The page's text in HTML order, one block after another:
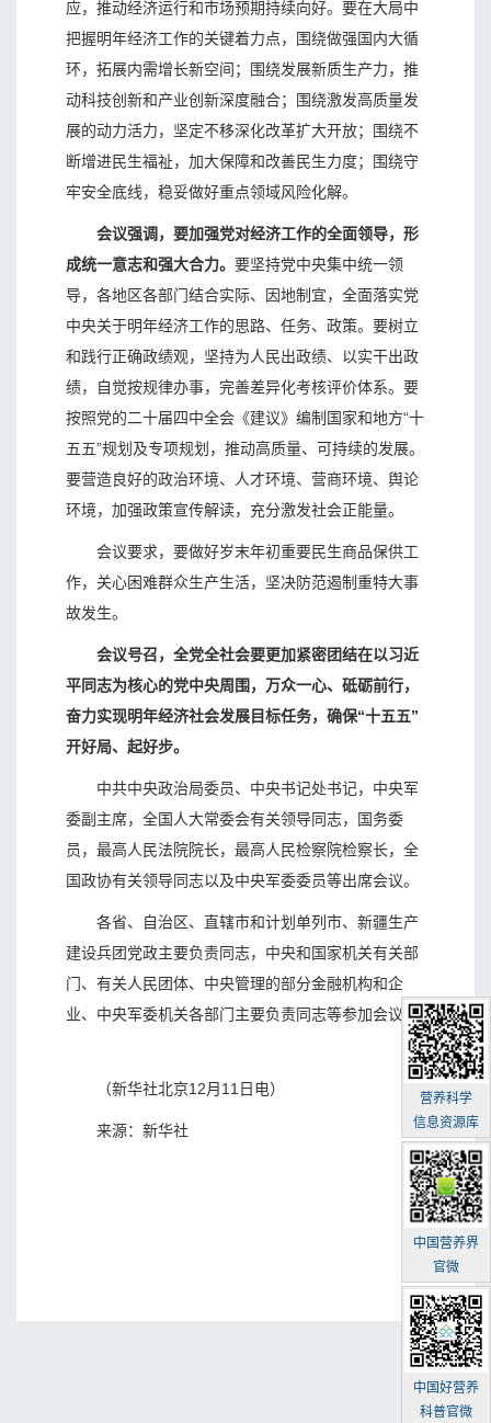
应，推动经济运行和市场预期持续向好。要在大局中
把握明年经济工作的关键着力点，围绕做强国内大循
环，拓展内需增长新空间；围绕发展新质生产力，推
动科技创新和产业创新深度融合；围绕激发高质量发
展的动力活力，坚定不移深化改革扩大开放；围绕不
断增进民生福祉，加大保障和改善民生力度；围绕守
牢安全底线，稳妥做好重点领域风险化解。
会议强调，要加强党对经济工作的全面领导，形
成统一意志和强大合力。 要坚持党中央集中统一领
导，各地区各部门结合实际、因地制宜，全面落实党
中央关于明年经济工作的思路、任务、政策。要树立
和践行正确政绩观，坚持为人民出政绩、以实干出政
绩，自觉按规律办事，完善差异化考核评价体系。要
按照党的二十届四中全会《建议》编制国家和地方“十
五五”规划及专项规划，推动高质量、可持续的发展。
要营造良好的政治环境、人才环境、营商环境、舆论
环境，加强政策宣传解读，充分激发社会正能量。
会议要求，要做好岁末年初重要民生商品保供工
作，关心困难群众生产生活，坚决防范遏制重特大事
故发生。
会议号召，全党全社会要更加紧密团结在以习近
平同志为核心的党中央周围，万众一心、砥砺前行，
奋力实现明年经济社会发展目标任务，确保“十五五”
开好局、起好步。
中共中央政治局委员、中央书记处书记，中央军
委副主席，全国人大常委会有关领导同志，国务委
员，最高人民法院院长，最高人民检察院检察长，全
国政协有关领导同志以及中央军委委员等出席会议。
各省、自治区、直辖市和计划单列市、新疆生产
建设兵团党政主要负责同志，中央和国家机关有关部
门、有关人民团体、中央管理的部分金融机构和企
业、中央军委机关各部门主要负责同志等参加会议。
（新华社北京12月11日电）
来源：新华社
营养科学
信息资源库
中国营养界
官微
中国好营养
科普官微